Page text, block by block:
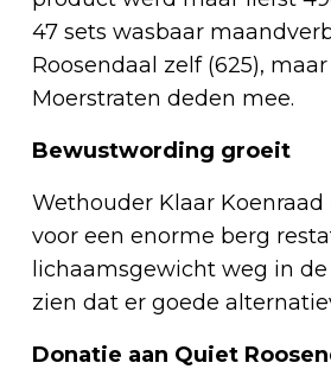
47 sets wasbaar
Roosendaal zelf (625),
Moerstraten deden mee.
Bewustwording groeit
Wethouder Klaar
voor een enorme berg
lichaamsgewicht weg in
zien dat er goede
Donatie aan Quiet